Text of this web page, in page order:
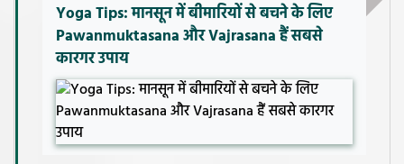
Yoga Tips: मानसून में बीमारियों से बचने के लिए
Pawanmuktasana और Vajrasana हैं सबसे
कारगर उपाय